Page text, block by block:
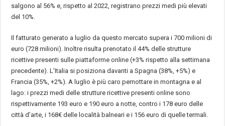
salgono al 56% e, rispetto al 2022, registrano prezzi medi più elevati
del 10%.
Il fatturato generato a luglio da questo mercato supera i 700 milioni di
euro (728 milioni). Inoltre risulta prenotato il 44% delle strutture
ricettive presenti sulle piattaforme online (+3% rispetto alla settimana
precedente). L’Italia si posiziona davanti a Spagna (38%, +5%) e
Francia (35%, +2%). A luglio è più caro pernottare in montagna e al
lago: i prezzi medi delle strutture ricettive presenti online sono
rispettivamente 193 euro e 190 euro a notte, contro i 178 euro delle
città d’arte, i 168€ delle località balneari e i 156 euro di quelle termali.